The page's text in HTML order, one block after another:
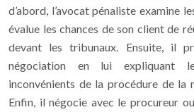
d’abord, l’avocat pénaliste examine
évalue les chances de son client de
devant les tribunaux. Ensuite, il
négociation en lui expliquant
inconvénients de la procédure de la
Enfin, il négocie avec le procureur